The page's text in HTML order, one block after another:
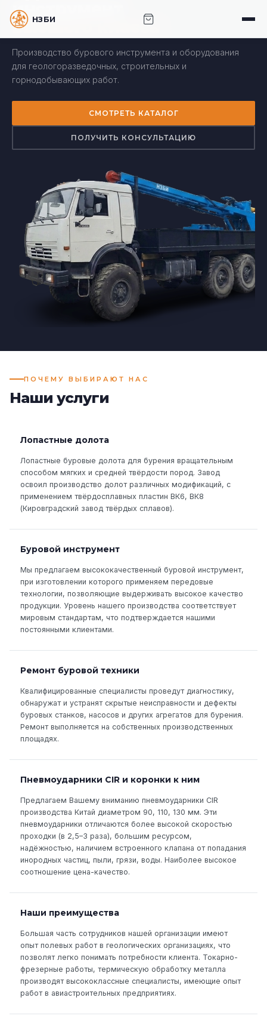
инструмент
высшего класса
Производство бурового инструмента и оборудования
для геологоразведочных, строительных и
горнодобывающих работ.
СМОТРЕТЬ КАТАЛОГ
ПОЛУЧИТЬ КОНСУЛЬТАЦИЮ
ПОЧЕМУ ВЫБИРАЮТ НАС
Наши услуги
Лопастные долота
Лопастные буровые долота для бурения вращательным
способом мягких и средней твёрдости пород. Завод
освоил производство долот различных модификаций, с
применением твёрдосплавных пластин ВК6, ВК8
(Кировградский завод твёрдых сплавов).
Буровой инструмент
Мы предлагаем высококачественный буровой инструмент,
при изготовлении которого применяем передовые
технологии, позволяющие выдерживать высокое качество
продукции. Уровень нашего производства соответствует
мировым стандартам, что подтверждается нашими
постоянными клиентами.
Ремонт буровой техники
Квалифицированные специалисты проведут диагностику,
обнаружат и устранят скрытые неисправности и дефекты
буровых станков, насосов и других агрегатов для бурения.
Ремонт выполняется на собственных производственных
площадях.
Пневмоударники CIR и коронки к ним
Предлагаем Вашему вниманию пневмоударники CIR
производства Китай диаметром 90, 110, 130 мм. Эти
пневмоударники отличаются более высокой скоростью
проходки (в 2,5–3 раза), большим ресурсом,
надёжностью, наличием встроенного клапана от попадания
инородных частиц, пыли, грязи, воды. Наиболее высокое
соотношение цена-качество.
Наши преимущества
Большая часть сотрудников нашей организации имеют
опыт полевых работ в геологических организациях, что
позволят легко понимать потребности клиента. Токарно-
фрезерные работы, термическую обработку металла
производят высококлассные специалисты, имеющие опыт
работ в авиастроительных предприятиях.